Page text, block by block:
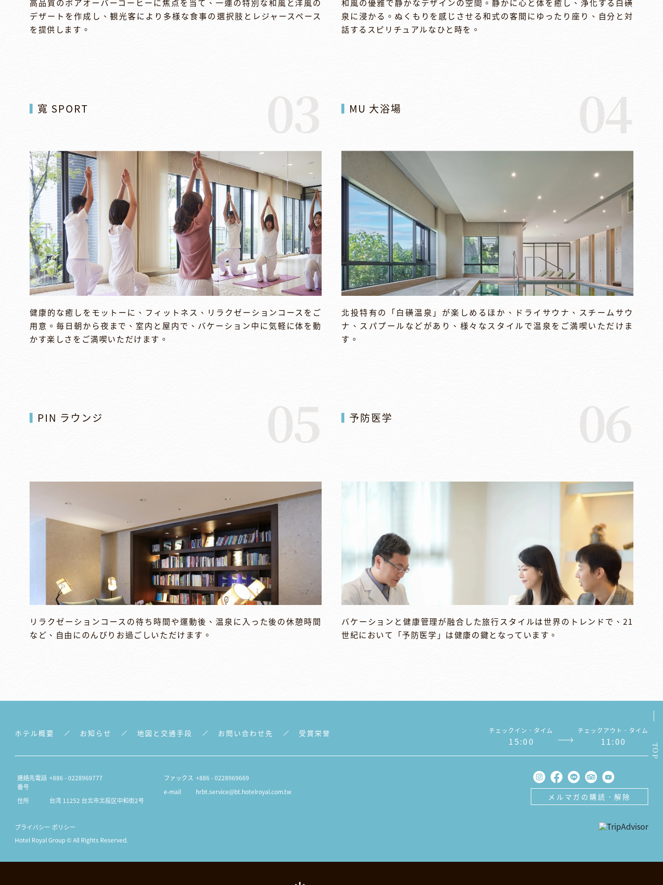
高品質のポアオーバーコーヒーに焦点を当て、一連の特別な和風と洋風の
デザートを作成し、観光客により多様な食事の選択肢とレジャースペース
を提供します。
和風の優雅で静かなデザインの空間。静かに心と体を癒し、浄化する白磺
泉に浸かる。ぬくもりを感じさせる和式の客間にゆったり座り、自分と対
話するスピリチュアルなひと時を。
寬 SPORT 03
健康的な癒しをモットーに、フィットネス、リラクゼーションコースをご
用意。毎日朝から夜まで、室内と屋内で、バケーション中に気軽に体を動
かす楽しさをご満喫いただけます。
MU 大浴場 04
北投特有の「白磺温泉」が楽しめるほか、ドライサウナ、スチームサウ
ナ、スパプールなどがあり、様々なスタイルで温泉をご満喫いただけま
す。
PIN ラウンジ 05
リラクゼーションコースの待ち時間や運動後、温泉に入った後の休憩時間
など、自由にのんびりお過ごしいただけます。
予防医学 06
バケーションと健康管理が融合した旅行スタイルは世界のトレンドで、21
世紀において「予防医学」は健康の鍵となっています。
TOP
ホテル概要 お知らせ 地図と交通手段 お問い合わせ先 受賞栄誉 チェックイン．タイム
15:00
チェックアウト．タイム
11:00
連絡先電話
番号
+886 - 0228969777
住所 台湾 11252 台北市北投区中和街2号
ファックス +886 - 0228969669
e-mail
hrbt.service@bt.hotelroyal.com.tw
メルマガの購読．解除
プライバシー ポリシー
Hotel Royal Group © All Rights Reserved.